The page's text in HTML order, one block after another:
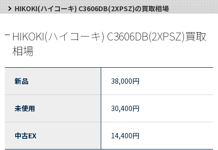
HIKOKI(ハイコーキ) C3606DB(2XPSZ)の買取相場
HIKOKI(ハイコーキ) C3606DB(2XPSZ)買取
相場
新品 38,000円
未使用 30,400円
中古EX 14,400円